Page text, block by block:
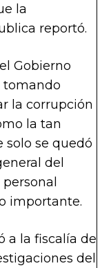
la
reportó.
Gobierno
tomando
la corrupción
la tan
se quedó
del
importante.
a la fiscalía de
del